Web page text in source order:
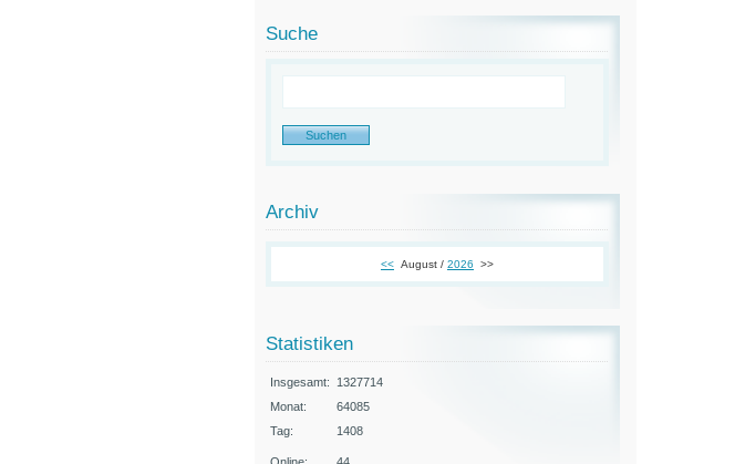
Suche
Archiv
<< August / 2026 >>
Statistiken
Insgesamt:
1327714
Monat:
64085
Tag:
1408